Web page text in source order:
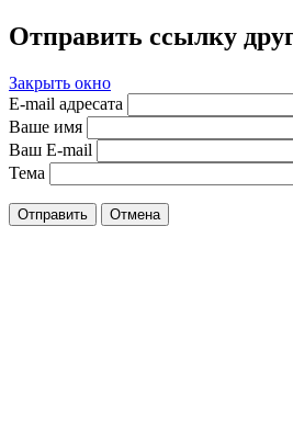
Отправить ссылку
Закрыть окно
E-mail адресата
Ваше имя
Ваш E-mail
Тема
Отправить Отмена